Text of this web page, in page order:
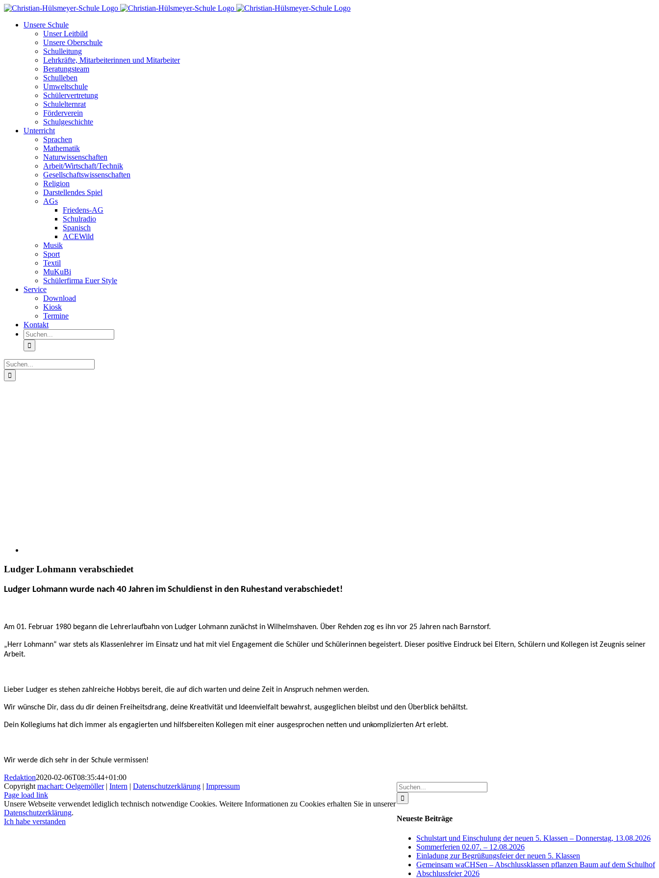
Zum
springenUnsere Schule
Unser Leitbild
Unsere Oberschule
Schulleitung
Lehrkräfte, Mitarbeiterinnen und Mitarbeiter
Beratungsteam
Schulleben
Umweltschule
Schülervertretung
Schulelternrat
Förderverein
Schulgeschichte
Unterricht
Sprachen
Mathematik
Naturwissenschaften
Arbeit/Wirtschaft/Technik
Gesellschaftswissenschaften
Religion
Darstellendes Spiel
AGs
Friedens-AG
Schulradio
Spanisch
ACEWild
Musik
Sport
Textil
MuKuBi
Schülerfirma Euer Style
Service
Download
Kiosk
Termine
Kontakt
Suche
nach:
Suche
nach:
Ludger Lohmann verabschiedet
Ludger Lohmann wurde nach 40 Jahren im Schuldienst in den Ruhestand verabschiedet!
Am 01. Februar 1980 begann die Lehrerlaufbahn von Ludger Lohmann zunächst in Wilhelmshaven. Über Rehden zog es ihn vor 25 Jahren nach Barnstorf.
„Herr Lohmann“ war stets als Klassenlehrer im Einsatz und hat mit viel Engagement die Schüler und Schülerinnen begeistert. Dieser positive Eindruck bei Eltern, Schülern und Kollegen ist Zeugnis seiner
Arbeit.
Lieber Ludger es stehen zahlreiche Hobbys bereit, die auf dich warten und deine Zeit in Anspruch nehmen werden.
Wir wünsche Dir, dass du dir deinen Freiheitsdrang, deine Kreativität und Ideenvielfalt bewahrst, ausgeglichen bleibst und den Überblick behältst.
Dein Kollegiums hat dich immer als engagierten und hilfsbereiten Kollegen mit einer ausgesprochen netten und unkomplizierten Art erlebt.
Wir werde dich sehr in der Schule vermissen!
Redaktion2020-02-06T08:35:44+01:00
Suche
nach:
Neueste Beiträge
Schulstart und Einschulung der neuen 5. Klassen – Donnerstag, 13.08.2026
Sommerferien 02.07. – 12.08.2026
Einladung zur Begrüßungsfeier der neuen 5. Klassen
Gemeinsam waCHSen – Abschlussklassen pflanzen Baum auf dem Schulhof
Abschlussfeier 2026
Copyright machart: Oelgemöller| Intern | Datenschutzerklärung | Impressum
Page load link
Unsere Webseite verwendet lediglich technisch notwendige Cookies. Weitere Informationen zu Cookies erhalten Sie in unserer
Datenschutzerklärung.
Ich habe verstanden